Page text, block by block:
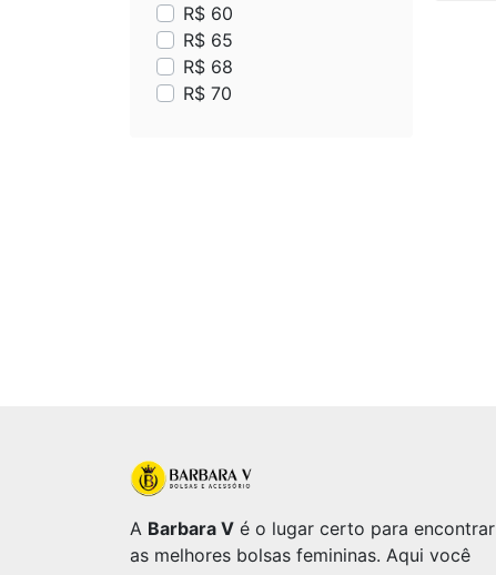
R$ 60
R$ 65
R$ 68
R$ 70
A Barbara V é o lugar certo para encontrar
as melhores bolsas femininas. Aqui você